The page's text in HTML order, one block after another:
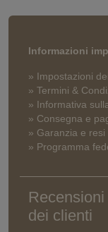
Informazioni
» Impostazioni
» Termini &
» Informativa
» Consegna e
» Garanzia e resi
» Programma
Recensioni
dei clienti